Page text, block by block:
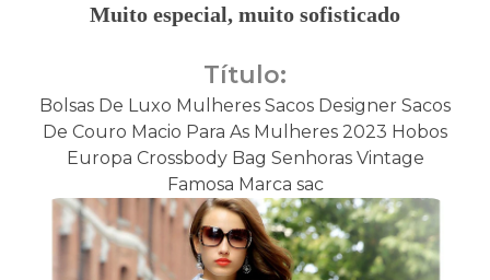
Muito especial, muito sofisticado
Título:
Bolsas De Luxo Mulheres Sacos Designer Sacos
De Couro Macio Para As Mulheres 2023 Hobos
Europa Crossbody Bag Senhoras Vintage
Famosa Marca sac